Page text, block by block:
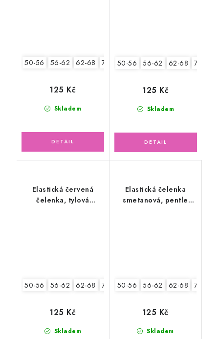
50-56 56-62 62-68 74-86
Skladem
125 Kč
50-56 56-62 62-68 74-86
Skladem
125 Kč
Elastická červená
čelenka, tylová
50-56 56-62 62-68 74-86
Skladem
125 Kč
Elastická čelenka
smetanová, pentle
50-56 56-62 62-68 74-86
Skladem
125 Kč